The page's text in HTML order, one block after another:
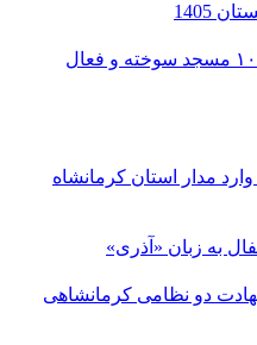
1405
فیلم‌های جشنواره عمار در ۱۰۰ مسجد سوخته و فعال
جدید وارد مدار استان کرمانشاه
دو نظامی کرمانشاهی